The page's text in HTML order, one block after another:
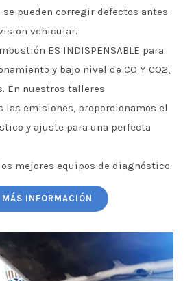
pueden corregir defectos antes
vehicular.
ES INDISPENSABLE para
y bajo nivel de CO Y CO2,
En nuestros talleres
las emisiones, proporcionamos el
y ajuste para una perfecta
mejores equipos de diagnóstico.
MÁS INFORMACIÓN